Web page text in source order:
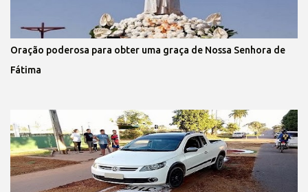
Oração poderosa para obter uma graça de Nossa Senhora de
Fátima